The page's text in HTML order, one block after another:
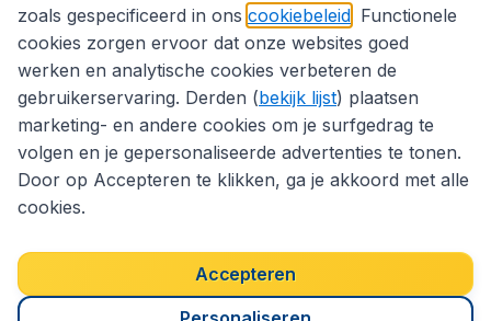
Privacybeleid
Copyright © 2026
zoals gespecificeerd in ons cookiebeleid . Functionele
cookies zorgen ervoor dat onze websites goed
werken en analytische cookies verbeteren de
gebruikerservaring. Derden (bekijk lijst) plaatsen
marketing- en andere cookies om je surfgedrag te
volgen en je gepersonaliseerde advertenties te tonen.
Door op Accepteren te klikken, ga je akkoord met alle
cookies.
Accepteren